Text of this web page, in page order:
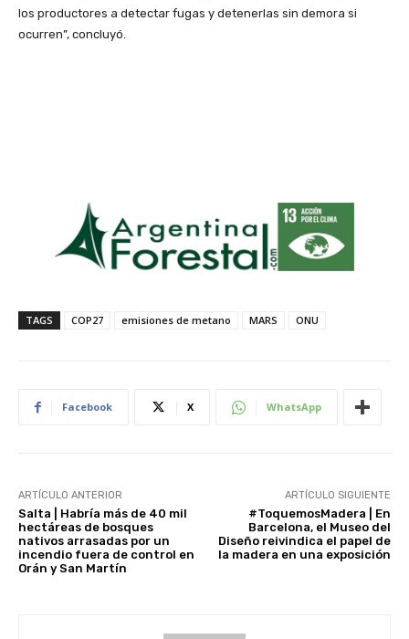
los productores a detectar fugas y detenerlas sin demora si
ocurren”, concluyó.
TAGS COP27 emisiones de metano MARS ONU
Facebook X WhatsApp
ARTÍCULO ANTERIOR
Salta | Habría más de 40 mil
hectáreas de bosques
nativos arrasadas por un
incendio fuera de control en
Orán y San Martín
ARTÍCULO SIGUIENTE
#ToquemosMadera | En
Barcelona, el Museo del
Diseño reivindica el papel de
la madera en una exposición